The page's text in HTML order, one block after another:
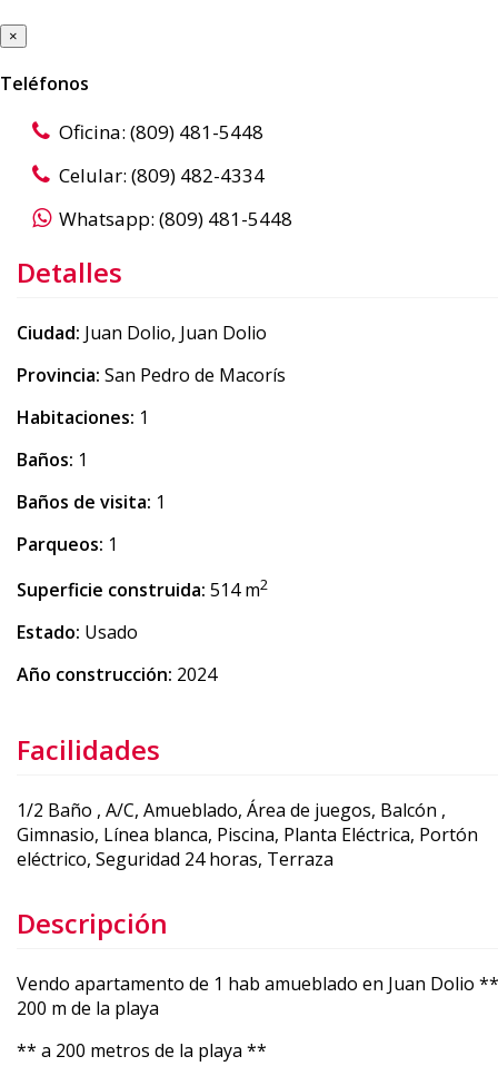
×
Teléfonos
Oficina: (809) 481-5448
Celular: (809) 482-4334
Whatsapp: (809) 481-5448
Detalles
Ciudad: Juan Dolio, Juan Dolio
Provincia: San Pedro de Macorís
Habitaciones: 1
Baños: 1
Baños de visita: 1
Parqueos: 1
Superficie construida: 514 m2
Estado: Usado
Año construcción: 2024
Facilidades
1/2 Baño , A/C, Amueblado, Área de juegos, Balcón ,
Gimnasio, Línea blanca, Piscina, Planta Eléctrica, Portón
eléctrico, Seguridad 24 horas, Terraza
Descripción
Vendo apartamento de 1 hab amueblado en Juan Dolio
200 m de la playa
** a 200 metros de la playa **